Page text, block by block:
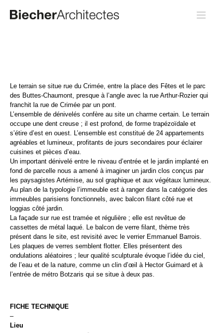
Le terrain se situe rue du Crimée, entre la place des Fêtes et le parc
des Buttes-Chaumont, presque à l’angle avec la rue Arthur-Rozier qui
franchit la rue de Crimée par un pont.
L’ensemble de dénivelés confère au site un charme certain. Le terrain
occupe une dent creuse ; il est profond, de forme trapézoïdale et
s’étire d’est en ouest. L’ensemble est constitué de 24 appartements
agréables et lumineux, profitants de jours secondaires pour éclairer
cuisines et pièces d’eau.
Un important dénivelé entre le niveau d’entrée et le jardin implanté en
fond de parcelle nous a amené à imaginer un jardin clos conçus par
les paysagistes Artémise, au sol graphique et aux végétaux lumineux.
Au plan de la typologie l’immeuble est à ranger dans la catégorie des
immeubles parisiens fonctionnels, avec balcon filant côté rue et
loggias côté jardin.
La façade sur rue est tramée et régulière ; elle est revêtue de
cassettes de métal laqué. Le balcon de verre filant, thème très
présent dans le site, est revisité avec le verrier Emmanuel Barrois.
Les plaques de verres semblent flotter. Elles présentent des
ondulations aléatoires ; leur qualité sculpturale évoque l’idée du ciel,
de l’eau et de la nature, comme un clin d’œil à Hector Guimard et à
l’entrée de métro Botzaris qui se situe à deux pas.
FICHE TECHNIQUE
–
Lieu